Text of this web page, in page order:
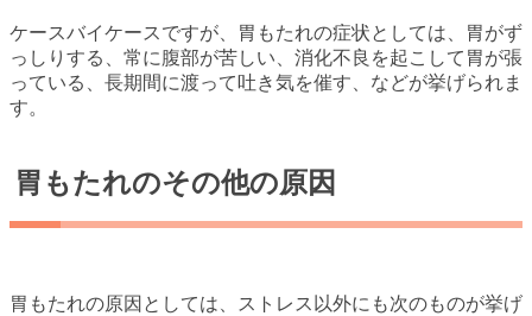
ケースバイケースですが、胃もたれの症状としては、胃がず
っしりする、常に腹部が苦しい、消化不良を起こして胃が張
っている、長期間に渡って吐き気を催す、などが挙げられま
す。
胃もたれのその他の原因
胃もたれの原因としては、ストレス以外にも次のものが挙げ